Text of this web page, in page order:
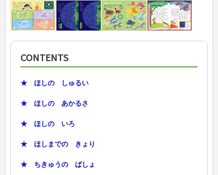
CONTENTS
★ ほしの しゅるい
★ ほしの あかるさ
★ ほしの いろ
★ ほしまでの きょり
★ ちきゅうの ばしょ